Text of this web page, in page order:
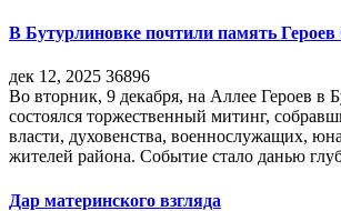
В Бутурлиновке почтили память Героев
дек 12, 2025 36896
Во вторник, 9 декабря, на Аллее Героев в
состоялся торжественный митинг,
власти, духовенства, военнослужащих,
жителей района. Событие стало данью
Дар материнского взгляда